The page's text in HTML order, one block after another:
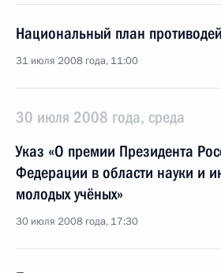
Национальный план
31 июля 2008 года, 11:00
30 июля 2008 года, среда
Указ «О премии Президента
Федерации в области науки и
молодых учёных»
30 июля 2008 года, 17:30